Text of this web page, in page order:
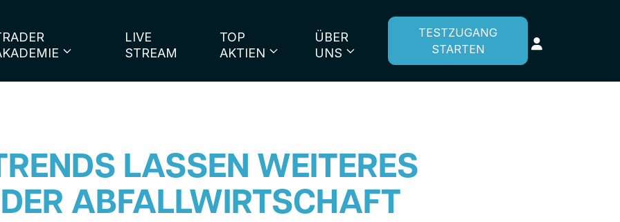
LIVE
STREAM
TOP
AKTIEN
ÜBER
UNS
TESTZUGANG
STARTEN
LASSEN WEITERES
ABFALLWIRTSCHAFT